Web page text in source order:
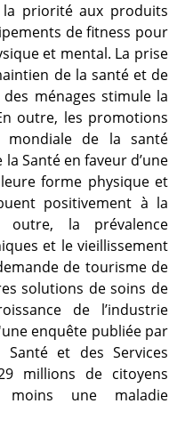
la priorité aux produits
de fitness pour
et mental. La prise
de la santé et de
ménages stimule la
outre, les promotions
mondiale de la santé
Santé en faveur d’une
forme physique et
positivement à la
outre, la prévalence
et le vieillissement
de tourisme de
solutions de soins de
de l’industrie
enquête publiée par
et des Services
millions de citoyens
moins une maladie